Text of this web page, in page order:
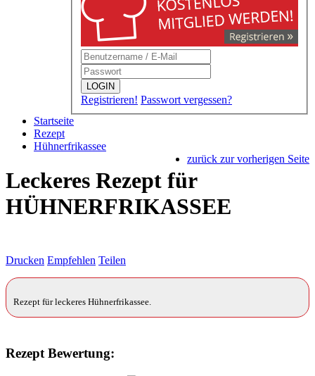
LOGIN
Registrieren! Passwort vergessen?
Startseite
Rezept
Hühnerfrikassee
zurück zur vorherigen Seite
Leckeres Rezept für
HÜHNERFRIKASSEE
Drucken Empfehlen Teilen
Rezept für leckeres Hühnerfrikassee.
Rezept Bewertung: